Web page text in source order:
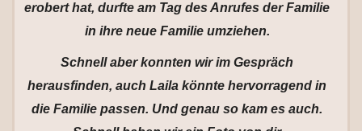
erobert hat, durfte am Tag des Anrufes der Familie
in ihre neue Familie umziehen.
Schnell aber konnten wir im Gespräch
herausfinden, auch Laila könnte hervorragend in
die Familie passen. Und genau so kam es auch.